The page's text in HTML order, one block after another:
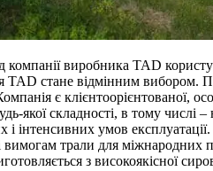
компанії виробника TAD
TAD стане відмінним
є клієнтоорієнтованої,
якої складності, в тому
і інтенсивних умов
трали для міжнародних
з високоякісної